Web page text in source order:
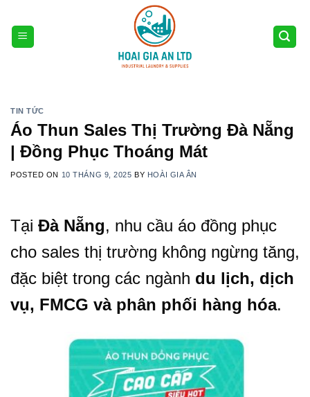
content
TIN TỨC
Áo Thun Sales Thị Trường Đà Nẵng
| Đồng Phục Thoáng Mát
POSTED ON 10 THÁNG 9, 2025 BY HOÀI GIA ÂN
Tại Đà Nẵng, nhu cầu áo đồng phục
cho sales thị trường không ngừng tăng,
đặc biệt trong các ngành du lịch, dịch
vụ, FMCG và phân phối hàng hóa.